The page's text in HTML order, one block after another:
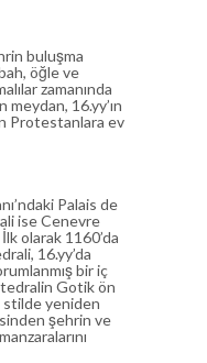
buluşma
öğle ve
zamanında
16.yy’ın
Protestanlara ev
Palais de
ise Cenevre
olarak 1160’da
16.yy’da
bir iç
Gotik ön
stilde yeniden
şehrin ve